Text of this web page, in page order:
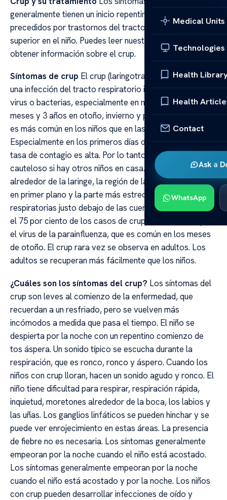
Medical Units
Technologies
Health
Health
Contact
Ask a
WhatsApp
generalmente tienen un inicio repentino y están
precedidos por trastornos del tracto respiratorio
superior en el niño. Puedes leer nuestro artículo para
obtener información sobre el crup.
Síntomas de crup El crup (laringotraqueeobronquitis) es
una infección del tracto respiratorio inferior causada por
virus o bacterias, especialmente en niños de entre 6
meses y 3 años en otoño, invierno y primavera. El crup
es más común en los niños que en las niñas.
Especialmente en los primeros días de la enfermedad, la
tasa de contagio es alta. Por lo tanto, es necesario ser
cauteloso si hay otros niños en casa. Involucra el área
alrededor de la laringe, la región de las cuerdas vocales
en primer plano y la parte más estrecha de las vías
respiratorias justo debajo de las cuerdas vocales. Hasta
el 75 por ciento de los casos de crup son causados por
el virus de la parainfluenza, que es común en los meses
de otoño. El crup rara vez se observa en adultos. Los
adultos se recuperan más fácilmente que los niños.
¿Cuáles son los síntomas del crup? Los síntomas del
crup son leves al comienzo de la enfermedad, que
recuerdan a un resfriado, pero se vuelven más
incómodos a medida que pasa el tiempo. El niño se
despierta por la noche con un repentino comienzo de
tos áspera. Un sonido típico se escucha durante la
respiración, que es ronco, ronco y áspero. Cuando los
niños con crup lloran, hacen un sonido agudo y ronco. El
niño tiene dificultad para respirar, respiración rápida,
inquietud, moretones alrededor de la boca, los labios y
las uñas. Los ganglios linfáticos se pueden hinchar y se
puede ver enrojecimiento en estas áreas. La presencia
de fiebre no es necesaria. Los síntomas generalmente
empeoran por la noche cuando el niño está acostado.
Los síntomas generalmente empeoran por la noche
cuando el niño está acostado y por la noche. Los niños
con crup pueden desarrollar infecciones de oído y